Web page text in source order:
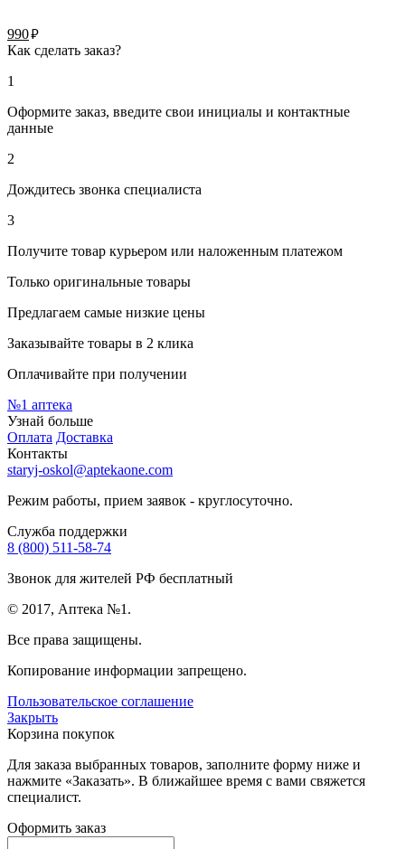
990руб.
Как сделать заказ?
1
Оформите заказ, введите свои инициалы и контактные
данные
2
Дождитесь звонка специалиста
3
Получите товар курьером или наложенным платежом
Только оригинальные товары
Предлагаем самые низкие цены
Заказывайте товары в 2 клика
Оплачивайте при получении
№1 аптека
Узнай больше
Оплата Доставка
Контакты
staryj-oskol@aptekaone.com
Режим работы, прием заявок - круглосуточно.
Служба поддержки
8 (800) 511-58-74
Звонок для жителей РФ бесплатный
© 2017, Аптека №1.
Все права защищены.
Копирование информации запрещено.
Пользовательское соглашение
Закрыть
Корзина покупок
Для заказа выбранных товаров, заполните форму ниже и
нажмите «Заказать». В ближайшее время с вами свяжется
специалист.
Оформить заказ